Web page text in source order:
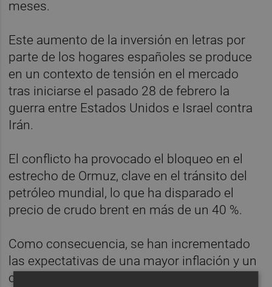
meses.
Este aumento de la inversión en letras por
parte de los hogares españoles se produce
en un contexto de tensión en el mercado
tras iniciarse el pasado 28 de febrero la
guerra entre Estados Unidos e Israel contra
Irán.
El conflicto ha provocado el bloqueo en el
estrecho de Ormuz, clave en el tránsito del
petróleo mundial, lo que ha disparado el
precio de crudo brent en más de un 40 %.
Como consecuencia, se han incrementado
las expectativas de una mayor inflación y un
cambio de política monetaria por parte de